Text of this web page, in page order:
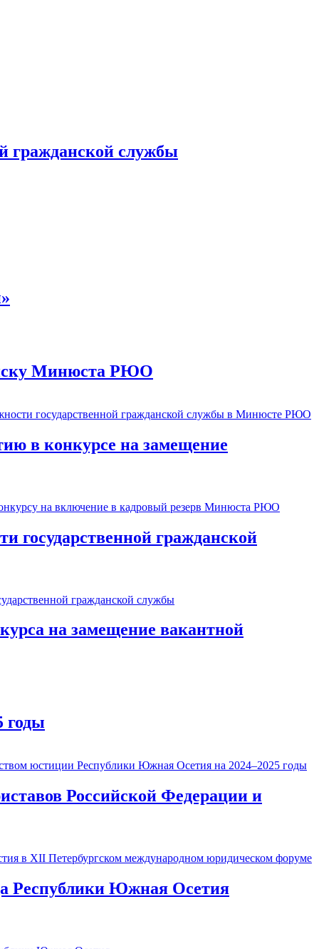
гражданской службы
иску Минюста РЮО
в конкурсе на замещение
государственной гражданской
на замещение вакантной
годы
Российской Федерации и
Республики Южная Осетия